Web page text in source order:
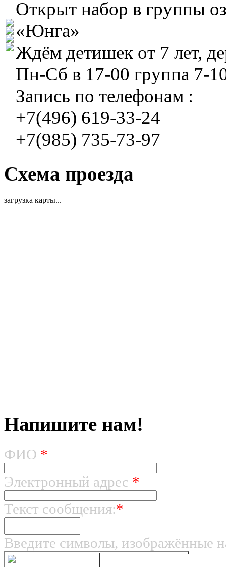
Открыт набор в группы
«Юнга»
Ждём детишек от 7 лет,
Пн-Сб в 17-00 группа 7-
Запись по телефонам :
+7(496) 619-33-24
+7(985) 735-73-97
Схема проезда
загрузка карты...
Напишите нам!
ФИО *
Электронный адрес *
Текст сообщения:*
Введите символы, изображённые